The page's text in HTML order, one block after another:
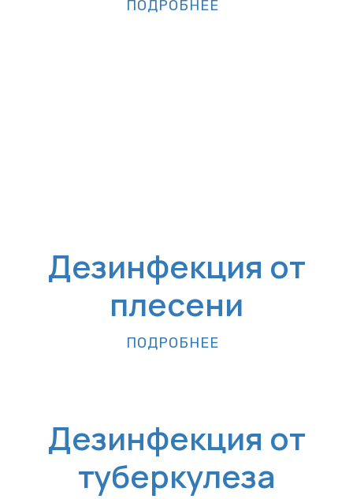
ПОДРОБНЕЕ
Дезинфекция от
плесени
ПОДРОБНЕЕ
Дезинфекция от
туберкулеза